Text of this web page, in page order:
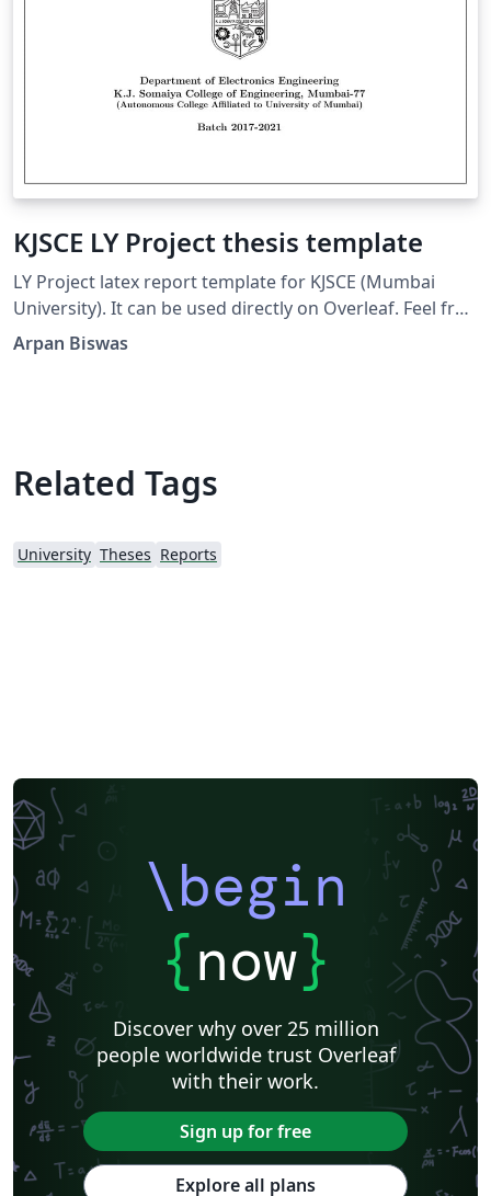
KJSCE LY Project thesis template
LY Project latex report template for KJSCE (Mumbai
University). It can be used directly on Overleaf. Feel free
to use and modify the template.
Arpan Biswas
Related Tags
University Theses Reports
\begin
{now}
Discover why over 25 million
people worldwide trust Overleaf
with their work.
Sign up for free
Explore all plans